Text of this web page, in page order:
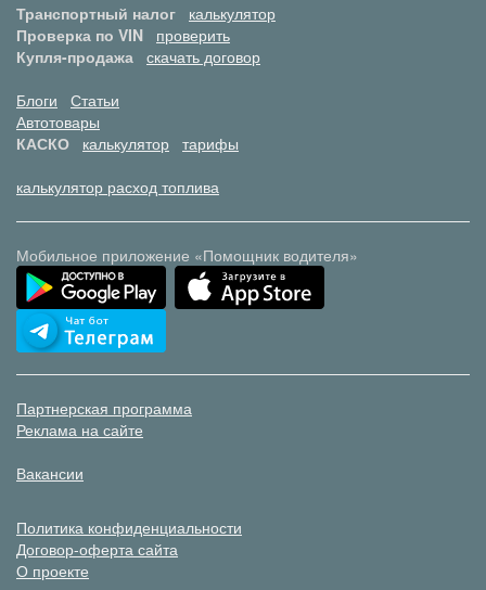
Транспортный налог
калькулятор
Проверка по VIN
проверить
Купля-продажа скачать договор
Блоги
Статьи
Автотовары
КАСКО
калькулятор тарифы
калькулятор расход топлива
Мобильное приложение «Помощник водителя»
Партнерская программа
Реклама на сайте
Вакансии
Политика конфиденциальности
Договор-оферта сайта
О проекте